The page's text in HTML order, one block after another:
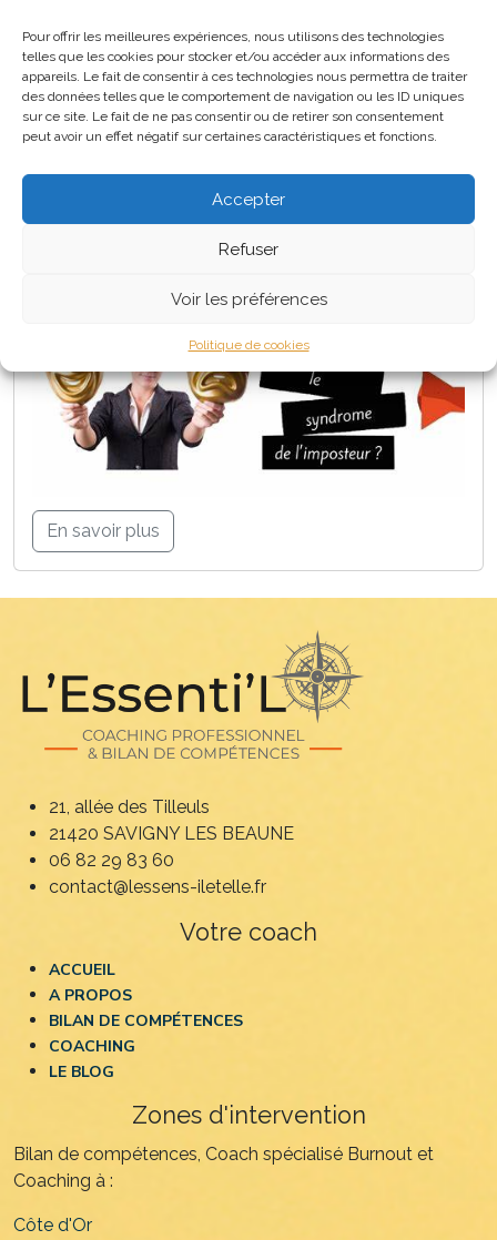
Pour offrir les meilleures expériences, nous utilisons des technologies
telles que les cookies pour stocker et/ou accéder aux informations des
appareils. Le fait de consentir à ces technologies nous permettra de traiter
des données telles que le comportement de navigation ou les ID uniques
sur ce site. Le fait de ne pas consentir ou de retirer son consentement
peut avoir un effet négatif sur certaines caractéristiques et fonctions.
Accepter
Refuser
Voir les préférences
Politique de cookies
La courbe du changement
En savoir plus
Le syndrome de l’imposteur
En savoir plus
21, allée des Tilleuls
21420 SAVIGNY LES BEAUNE
06 82 29 83 60
contact@lessens-iletelle.fr
Votre coach
ACCUEIL
A PROPOS
BILAN DE COMPÉTENCES
COACHING
LE BLOG
Zones d'intervention
Bilan de compétences, Coach spécialisé Burnout et
Coaching à :
Côte d'Or